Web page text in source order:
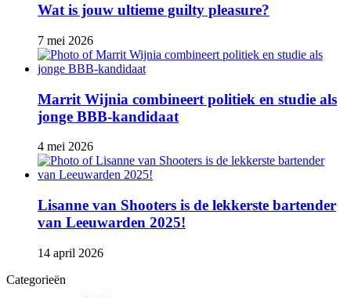
Wat is jouw ultieme guilty pleasure?
7 mei 2026
Marrit Wijnia combineert politiek en studie als
jonge BBB‑kandidaat
4 mei 2026
Lisanne van Shooters is de lekkerste bartender
van Leeuwarden 2025!
14 april 2026
Categorieën